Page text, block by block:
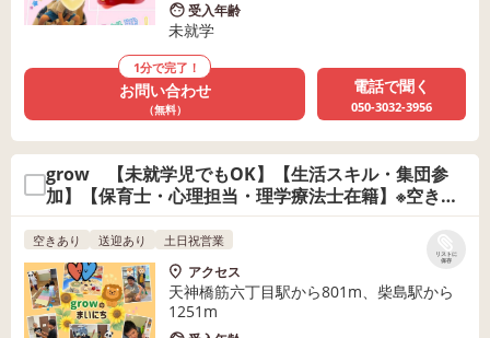
受入年齢
未就学
1分で完了！
お問い合わせ
（無料）
電話で聞く
050-3032-3956
grow 【未就学児でもOK】【生活スキル・集団参
加】【保育士・心理担当・理学療法士在籍】※空きわ
ずか・曜日相談
リストに
保存
空きあり 送迎あり 土日祝営業
アクセス
天神橋筋六丁目駅から801m、柴島駅から
1251m